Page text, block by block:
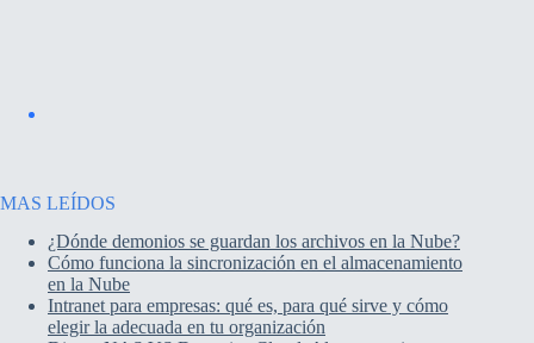
MAS LEÍDOS
¿Dónde demonios se guardan los archivos en la Nube?
Cómo funciona la sincronización en el almacenamiento
en la Nube
Intranet para empresas: qué es, para qué sirve y cómo
elegir la adecuada en tu organización